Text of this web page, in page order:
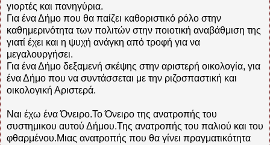
γιορτές και πανηγύρια.
Για ένα Δήμο που θα παίζει καθοριστικό ρόλο στην
καθημερινότητα των πολιτών στην ποιοτική αναβάθμιση της
γιατί έχει και η ψυχή ανάγκη από τροφή για να
μεγαλουργήσει.
Για ένα Δήμο δεξαμενή σκέψης στην αριστερή οικολογία, για
ένα Δήμο που να συντάσσεται με την ριζοσπαστική και
οικολογική Αριστερά.
Ναι έχω ένα Όνειρο.Το Όνειρο της ανατροπής του
συστημικου αυτού Δήμου.Της ανατροπής του παλιού και του
φθαρμένου.Μιας ανατροπής που θα γίνει πραγματικότητα